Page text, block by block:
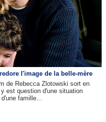
l'image de la belle-mère
de Rebecca Zlotowski sort en
est question d'une situation
famille...